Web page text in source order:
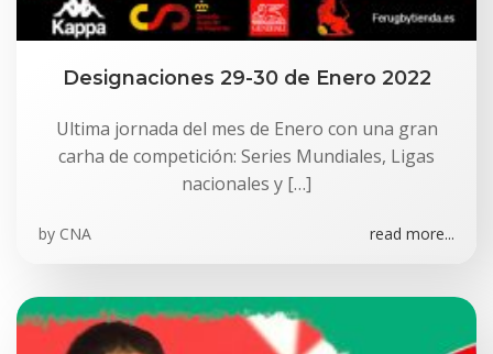
Designaciones 29-30 de Enero 2022
Ultima jornada del mes de Enero con una gran
carha de competición: Series Mundiales, Ligas
nacionales y […]
by CNA read more...